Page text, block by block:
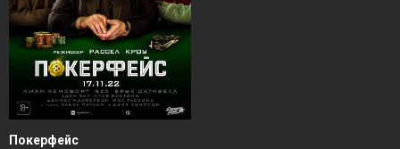
Покерфейс